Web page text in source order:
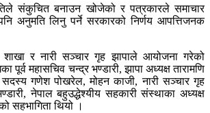
संकुचित बनाउन खोजेको र पत्रकारले समाचार
अनुमति लिनु पर्ने सरकारको निर्णय आपत्तिजनक
शाखा र नारी सञ्चार गृह झापाले आयोजना गरेको
पूर्व महासचिव चन्द्र भण्डारी, झापा अध्यक्ष तारामणि
सदस्य गणेश पोखरेल, मोहन काजी, नारी सञ्चार गृह
नेपाल बहुउद्धेश्यीय सहकारी संस्थाका अध्यक्ष
सहभागिता थियो ।